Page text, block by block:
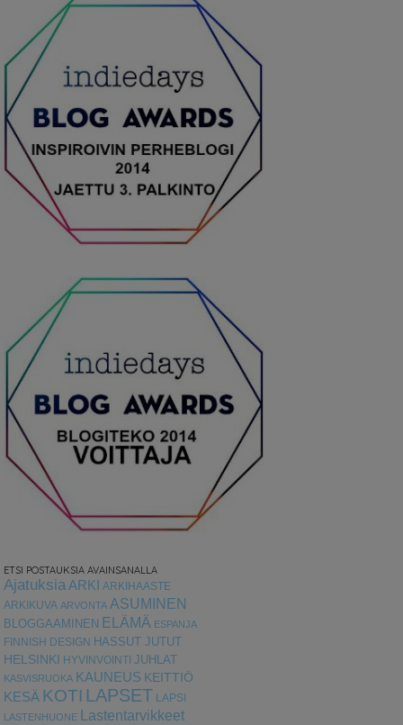
ETSI POSTAUKSIA AVAINSANALLA
Ajatuksia ARKI ARKIHAASTE
ARKIKUVA ARVONTA ASUMINEN
BLOGGAAMINEN ELÄMÄ ESPANJA
FINNISH DESIGN HASSUT JUTUT
HELSINKI
HYVINVOINTI JUHLAT
KASVISRUOKA KAUNEUS KEITTIÖ
KESÄ KOTI LAPSET LAPSI
LASTENHUONE Lastentarvikkeet